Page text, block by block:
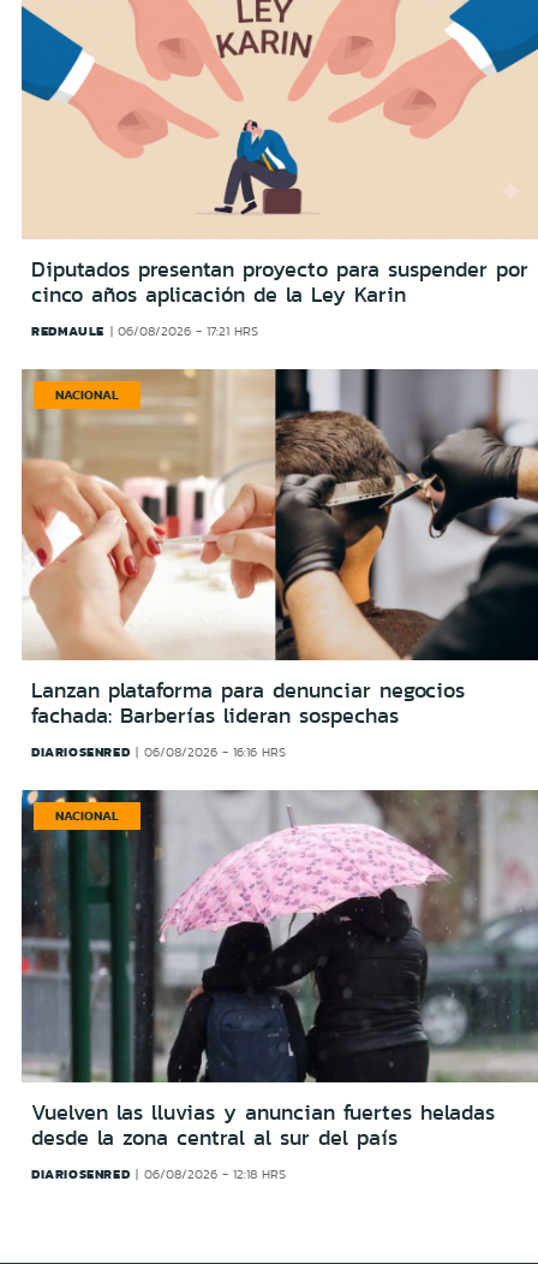
Diputados presentan proyecto para suspender por
cinco años aplicación de la Ley Karin
REDMAULE 06/08/2026 - 17:21 HRS
NACIONAL
Lanzan plataforma para denunciar negocios
fachada: Barberías lideran sospechas
DIARIOSENRED 06/08/2026 - 16:16 HRS
NACIONAL
Vuelven las lluvias y anuncian fuertes heladas
desde la zona central al sur del país
DIARIOSENRED 06/08/2026 - 12:18 HRS